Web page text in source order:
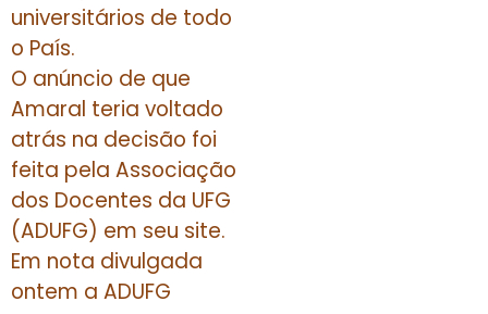
universitários de todo
o País.
O anúncio de que
Amaral teria voltado
atrás na decisão foi
feita pela Associação
dos Docentes da UFG
(ADUFG) em seu site.
Em nota divulgada
ontem a ADUFG